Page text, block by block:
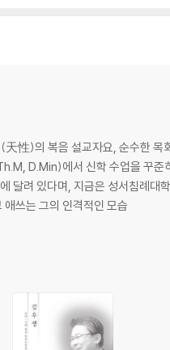
性)의 복음 설교자요, 순수한
D.Min)에서 신학 수업을 꾸준
달려 있다며, 지금은 성서침례
쓰는 그의 인격적인 모습